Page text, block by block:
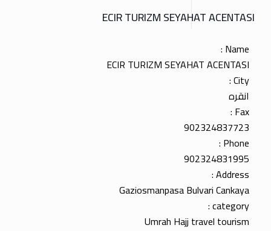
ECIR TURIZM SEYAHAT ACENTASI
Name :
ECIR TURIZM SEYAHAT ACENTASI
City :
انقره
Fax :
902324837723
Phone :
902324831995
Address :
Gaziosmanpasa Bulvari Cankaya
category :
Umrah Hajj travel tourism